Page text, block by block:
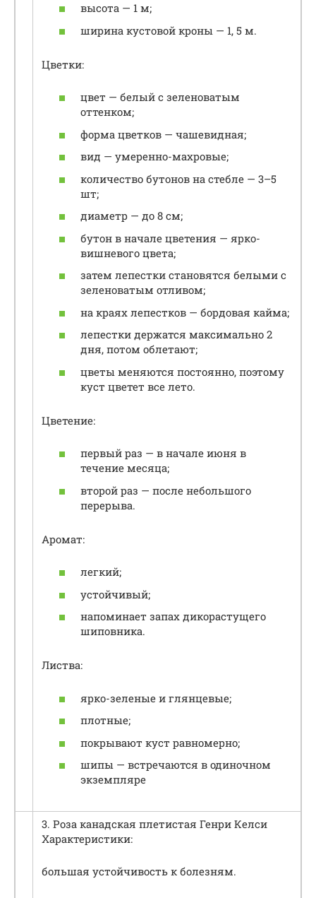
высота — 1 м;
ширина кустовой кроны — 1, 5 м.
Цветки:
цвет — белый с зеленоватым
оттенком;
форма цветков — чашевидная;
вид — умеренно-махровые;
количество бутонов на стебле — 3–5
шт;
диаметр — до 8 см;
бутон в начале цветения — ярко-
вишневого цвета;
затем лепестки становятся белыми с
зеленоватым отливом;
на краях лепестков — бордовая кайма;
лепестки держатся максимально 2
дня, потом облетают;
цветы меняются постоянно, поэтому
куст цветет все лето.
Цветение:
первый раз — в начале июня в
течение месяца;
второй раз — после небольшого
перерыва.
Аромат:
легкий;
устойчивый;
напоминает запах дикорастущего
шиповника.
Листва:
ярко-зеленые и глянцевые;
плотные;
покрывают куст равномерно;
шипы — встречаются в одиночном
экземпляре
3. Роза канадская плетистая Генри Келси
Характеристики:
большая устойчивость к болезням.